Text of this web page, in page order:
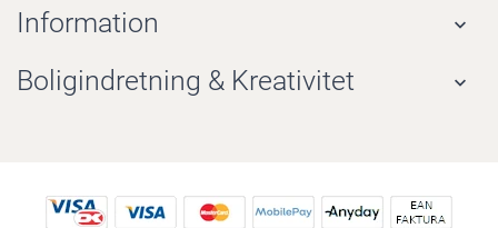
Information 
Boligindretning & Kreativitet 